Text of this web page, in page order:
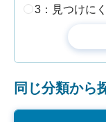
3：見つけに
同じ分類から